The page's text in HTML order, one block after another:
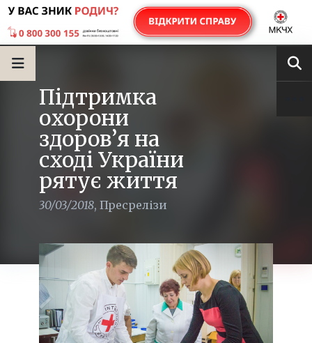
Підтримка
охорони
здоров’я на
сході України
рятує життя
30/03/2018, Пресрелізи